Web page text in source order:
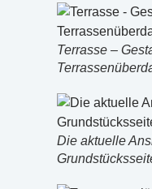
Terrasse –
Die aktuelle